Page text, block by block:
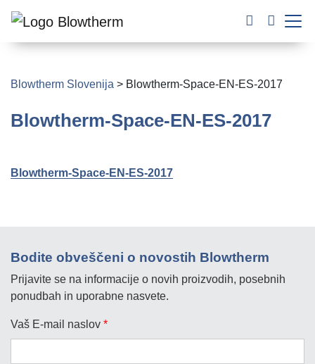
Blowtherm Slovenija > Blowtherm-Space-EN-ES-2017
Blowtherm-Space-EN-ES-2017
Blowtherm-Space-EN-ES-2017
Bodite obveščeni o novostih Blowtherm
Prijavite se na informacije o novih proizvodih, posebnih
ponudbah in uporabne nasvete.
Vaš E-mail naslov *